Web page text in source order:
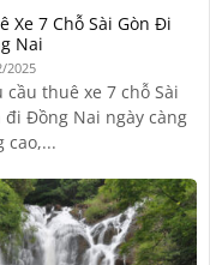
Xe 7 Chỗ Sài Gòn Đi
Nai
2025
cầu thuê xe 7 chỗ Sài
đi Đồng Nai ngày càng
cao,...